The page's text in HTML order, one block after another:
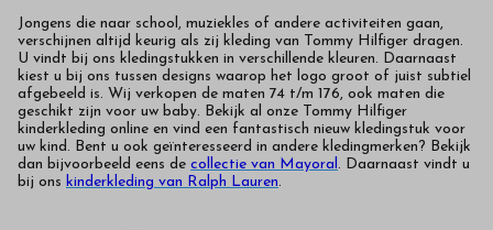
Jongens die naar school, muziekles of andere activiteiten gaan,
verschijnen altijd keurig als zij kleding van Tommy Hilfiger dragen.
U vindt bij ons kledingstukken in verschillende kleuren. Daarnaast
kiest u bij ons tussen designs waarop het logo groot of juist subtiel
afgebeeld is. Wij verkopen de maten 74 t/m 176, ook maten die
geschikt zijn voor uw baby. Bekijk al onze Tommy Hilfiger
kinderkleding online en vind een fantastisch nieuw kledingstuk voor
uw kind. Bent u ook geïnteresseerd in andere kledingmerken? Bekijk
dan bijvoorbeeld eens de collectie van Mayoral. Daarnaast vindt u
bij ons kinderkleding van Ralph Lauren.